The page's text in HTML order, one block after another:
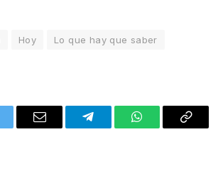
Hoy
Lo que hay que saber
Email TelegramWhatsAppCopy